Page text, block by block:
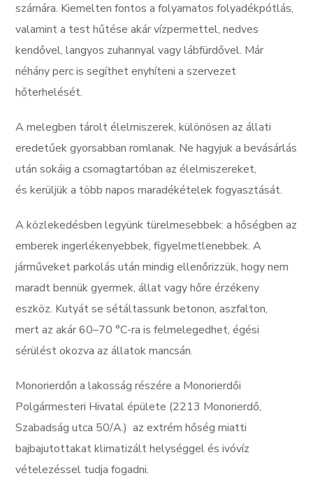
számára. Kiemelten fontos a folyamatos folyadékpótlás,
valamint a test hűtése akár vízpermettel, nedves
kendővel, langyos zuhannyal vagy lábfürdővel. Már
néhány perc is segíthet enyhíteni a szervezet
hőterhelését.
A melegben tárolt élelmiszerek, különösen az állati
eredetűek gyorsabban romlanak. Ne hagyjuk a bevásárlás
után sokáig a csomagtartóban az élelmiszereket,
és kerüljük a több napos maradékételek fogyasztását.
A közlekedésben legyünk türelmesebbek: a hőségben az
emberek ingerlékenyebbek, figyelmetlenebbek. A
járműveket parkolás után mindig ellenőrizzük, hogy nem
maradt bennük gyermek, állat vagy hőre érzékeny
eszköz. Kutyát se sétáltassunk betonon, aszfalton,
mert az akár 60–70 °C-ra is felmelegedhet, égési
sérülést okozva az állatok mancsán.
Monorierdőn a lakosság részére a Monorierdői
Polgármesteri Hivatal épülete (2213 Monorierdő,
Szabadság utca 50/A.) az extrém hőség miatti
bajbajutottakat klimatizált helységgel és ivóvíz
vételezéssel tudja fogadni.